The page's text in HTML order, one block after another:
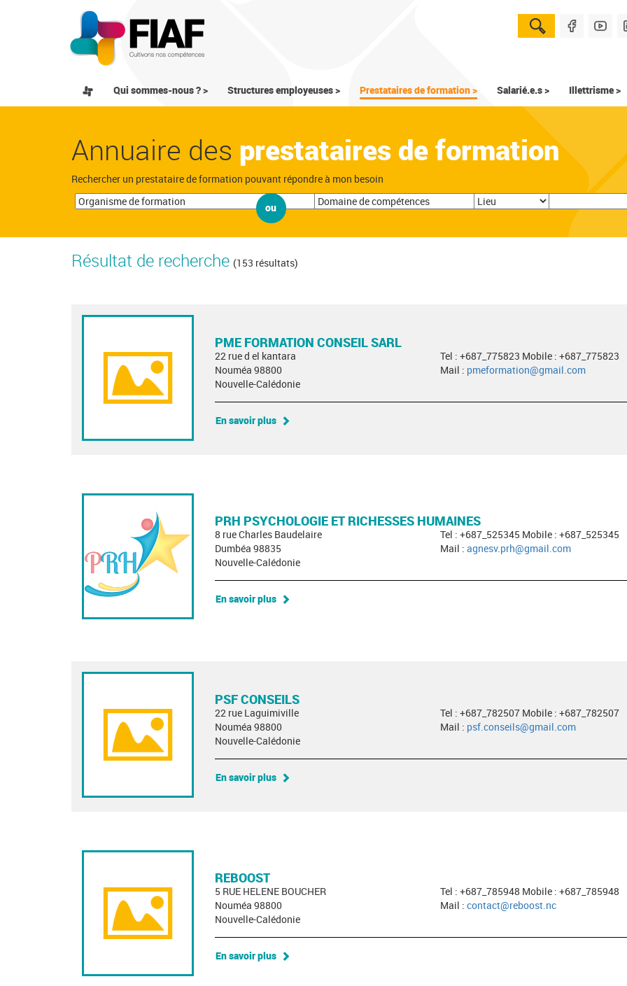
Qui sommes-nous ? > Structures employeuses > Prestataires de formation > Salarié.e.s > Illettrisme >
Annuaire des prestataires de formation
Rechercher un prestataire de formation pouvant répondre à mon besoin
ou
Résultat de recherche (153 résultats)
PME FORMATION CONSEIL SARL
22 rue d el kantara
Nouméa 98800
Nouvelle-Calédonie
Tel : +687_775823 Mobile : +687_775823
Mail : pmeformation@gmail.com
En savoir plus
PRH PSYCHOLOGIE ET RICHESSES HUMAINES
8 rue Charles Baudelaire
Dumbéa 98835
Nouvelle-Calédonie
Tel : +687_525345 Mobile : +687_525345
Mail : agnesv.prh@gmail.com
En savoir plus
PSF CONSEILS
22 rue Laguimiville
Nouméa 98800
Nouvelle-Calédonie
Tel : +687_782507 Mobile : +687_782507
Mail : psf.conseils@gmail.com
En savoir plus
REBOOST
5 RUE HELENE BOUCHER
Nouméa 98800
Nouvelle-Calédonie
Tel : +687_785948 Mobile : +687_785948
Mail : contact@reboost.nc
En savoir plus